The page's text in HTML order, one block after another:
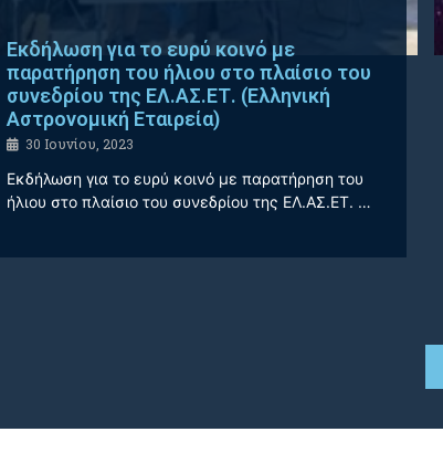
Εκδήλωση για το ευρύ κοινό με
παρατήρηση του ήλιου στο πλαίσιο του
συνεδρίου της ΕΛ.ΑΣ.ΕΤ. (Ελληνική
Αστρονομική Εταιρεία)
30 Ιουνίου, 2023
Εκδήλωση για το ευρύ κοινό με παρατήρηση του
ήλιου στο πλαίσιο του συνεδρίου της ΕΛ.ΑΣ.ΕΤ. …